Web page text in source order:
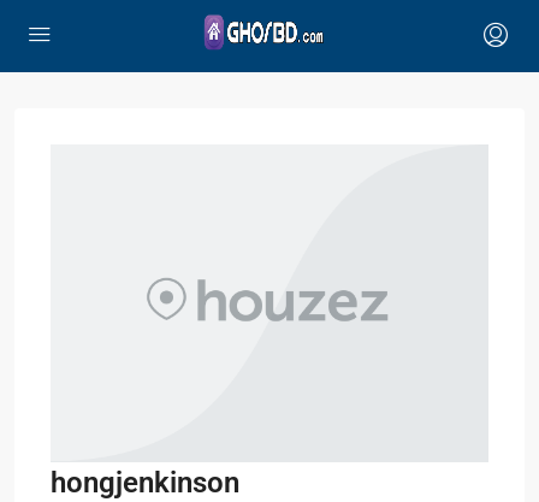
hongjenkinson